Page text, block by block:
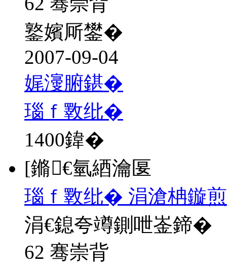
鐜嬪厛鐢�
2007-09-04
娓濅腑鍖�
瑙ｆ斁纰�
1400鍏�
[鏅€氫綇瀹匽
瑙ｆ斁纰� 涓滄柟鏇
涓€鎴夸竴鍘呭崟鍗�
62 骞崇背